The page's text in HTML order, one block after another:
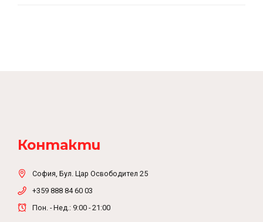
Контакти
София, Бул. Цар Освободител 25
+359 888 84 60 03
Пон. - Нед.: 9:00 - 21:00